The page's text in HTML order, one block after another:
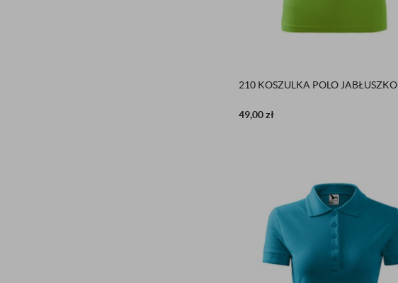
210 KOSZULKA POLO JABŁUSZKO
49,00zł